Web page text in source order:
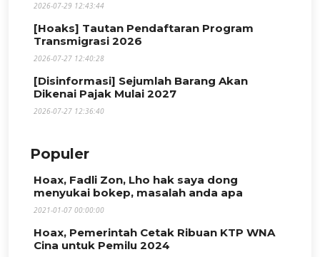
2026-07-29 12:43:44
[Hoaks] Tautan Pendaftaran Program
Transmigrasi 2026
2026-07-27 12:40:28
[Disinformasi] Sejumlah Barang Akan
Dikenai Pajak Mulai 2027
2026-07-27 12:36:40
Populer
Hoax, Fadli Zon, Lho hak saya dong
menyukai bokep, masalah anda apa
2021-01-07 00:00:00
Hoax, Pemerintah Cetak Ribuan KTP WNA
Cina untuk Pemilu 2024